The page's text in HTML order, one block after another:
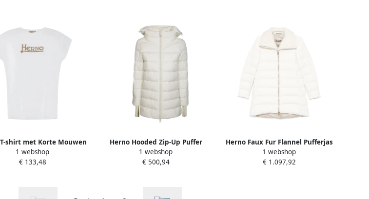
shirt met Korte Mouwen
Logo White Dames
1 webshop
€ 133,48
Herno Hooded Zip-Up Puffer
Jacket White Dames
1 webshop
€ 500,94
Herno Faux Fur Flannel Pufferjas
White Dames
1 webshop
€ 1.097,92